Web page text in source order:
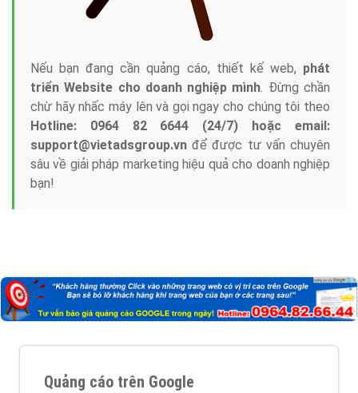
Nếu bạn đang cần quảng cáo, thiết kế web, phát
triển Website cho doanh nghiệp mình. Đừng chần
chừ hãy nhấc máy lên và gọi ngay cho chúng tôi theo
Hotline: 0964 82 6644 (24/7) hoặc email:
support@vietadsgroup.vn để được tư vấn chuyên
sâu về giải pháp marketing hiệu quả cho doanh nghiệp
bạn!
Quảng cáo trên Google